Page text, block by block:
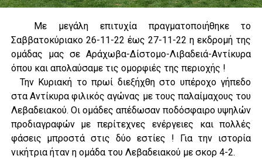
Με μεγάλη επιτυχία πραγματοποιήθηκε το
Σαββατοκύριακο 26-11-22 έως 27-11-22 η εκδρομή της
ομάδας μας σε Αράχωβα-Δίστομο-Λιβαδειά-Αντίκυρα
όπου και απολαύσαμε τις ομορφιές της περιοχής !
Την Κυριακή το πρωί διεξήχθη στο υπέροχο γήπεδο
στα Αντίκυρα φιλικός αγώνας με τους παλαίμαχους του
Λεβαδειακού. Οι ομάδες απέδωσαν ποδόσφαιρο υψηλών
προδιαγραφών με περίτεχνες ενέργειες και πολλές
φάσεις μπροστά στις δύο εστίες ! Για την ιστορία
νικήτρια ήταν η ομάδα του Λεβαδειακού με σκορ 4-2.